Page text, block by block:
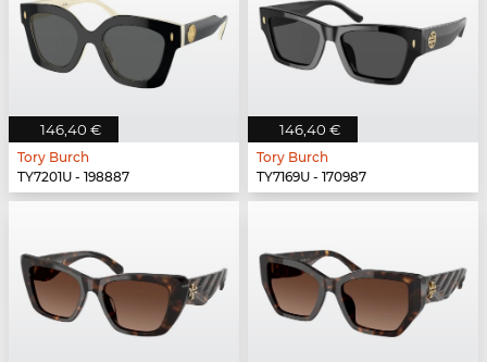
146,40 €
Tory Burch
TY7201U - 198887
146,40 €
Tory Burch
TY7169U - 170987